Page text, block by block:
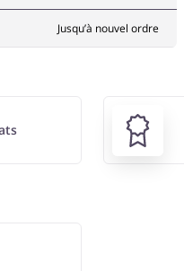
Jusqu’à nouvel ordre